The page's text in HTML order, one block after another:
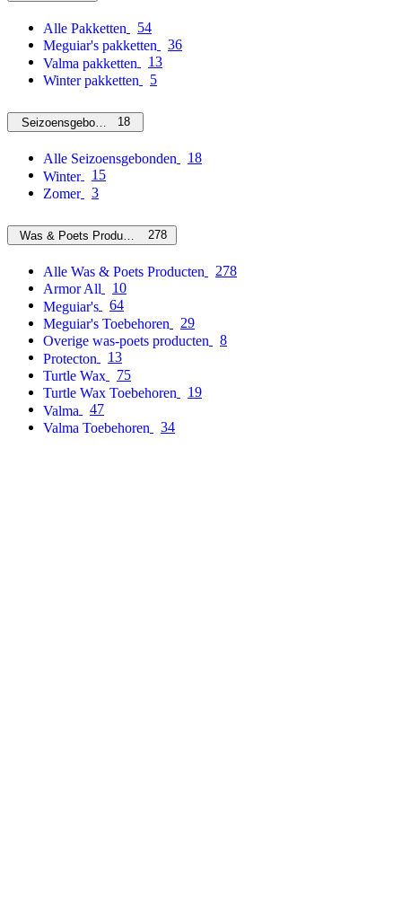
Alle Pakketten
54
Meguiar's pakketten
36
Valma pakketten
13
Winter pakketten
5
Seizoensgebonden18
Alle Seizoensgebonden
18
Winter
15
Zomer
3
Was & Poets Producten 278
Alle Was & Poets Producten
278
Armor All
10
Meguiar's
64
Meguiar's Toebehoren
29
Overige was-poets producten
8
Protecton
13
Turtle Wax
75
Turtle Wax Toebehoren
19
Valma
47
Valma Toebehoren
34